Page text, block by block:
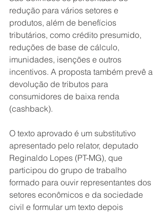
redução para vários setores e
produtos, além de benefícios
tributários, como crédito presumido,
reduções de base de cálculo,
imunidades, isenções e outros
incentivos. A proposta também prevê a
devolução de tributos para
consumidores de baixa renda
(cashback).
O texto aprovado é um substitutivo
apresentado pelo relator, deputado
Reginaldo Lopes (PT-MG), que
participou do grupo de trabalho
formado para ouvir representantes dos
setores econômicos e da sociedade
civil e formular um texto depois